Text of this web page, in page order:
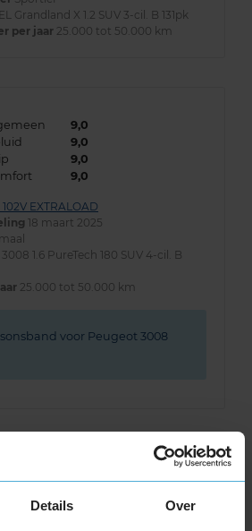
Details Over
Grandland X 1.2 SUV 3-cil. B 131pk
per jaar 25.000 tot 50.000 km
9,0
9,0
9,0
9,0
EXTRALOAD
18 maart 2025
3008 1.6 PureTech 180 SUV 4-cil. B
25.000 tot 50.000 km
voor Peugeot 3008
7,0